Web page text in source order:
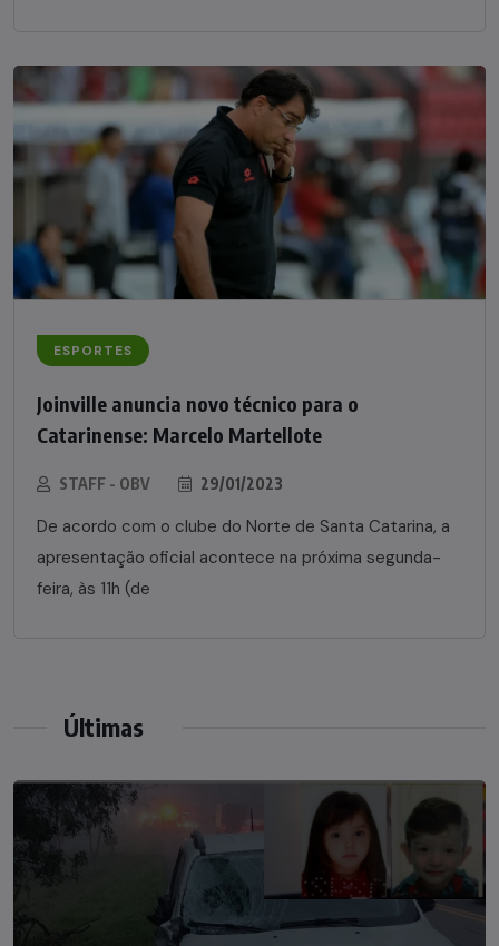
ESPORTES
Joinville anuncia novo técnico para o
Catarinense: Marcelo Martellote
STAFF - OBV 29/01/2023
De acordo com o clube do Norte de Santa Catarina, a
apresentação oficial acontece na próxima segunda-
feira, às 11h (de
Últimas